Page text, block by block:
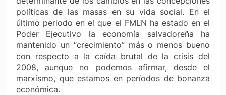
políticas de las masas en su vida social. En el
último periodo en el que el FMLN ha estado en el
Poder Ejecutivo la economía salvadoreña ha
mantenido un “crecimiento” más o menos bueno
con respecto a la caída brutal de la crisis del
2008, aunque no podemos afirmar, desde el
marxismo, que estamos en períodos de bonanza
económica.